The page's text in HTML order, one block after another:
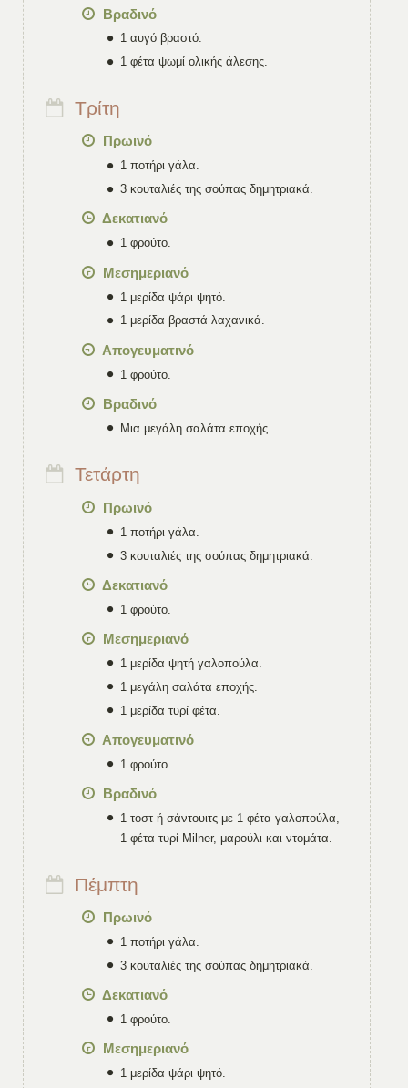
Βραδινό
1 αυγό βραστό.
1 φέτα ψωμί ολικής άλεσης.
Τρίτη
Πρωινό
1 ποτήρι γάλα.
3 κουταλιές της σούπας δημητριακά.
Δεκατιανό
1 φρούτο.
Μεσημεριανό
1 μερίδα ψάρι ψητό.
1 μερίδα βραστά λαχανικά.
Απογευματινό
1 φρούτο.
Βραδινό
Μια μεγάλη σαλάτα εποχής.
Τετάρτη
Πρωινό
1 ποτήρι γάλα.
3 κουταλιές της σούπας δημητριακά.
Δεκατιανό
1 φρούτο.
Μεσημεριανό
1 μερίδα ψητή γαλοπούλα.
1 μεγάλη σαλάτα εποχής.
1 μερίδα τυρί φέτα.
Απογευματινό
1 φρούτο.
Βραδινό
1 τοστ ή σάντουιτς με 1 φέτα γαλοπούλα,
1 φέτα τυρί Milner, μαρούλι και ντομάτα.
Πέμπτη
Πρωινό
1 ποτήρι γάλα.
3 κουταλιές της σούπας δημητριακά.
Δεκατιανό
1 φρούτο.
Μεσημεριανό
1 μερίδα ψάρι ψητό.